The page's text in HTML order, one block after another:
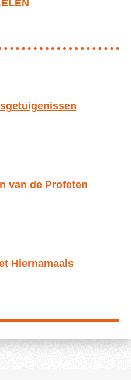
van de Profeten
Hiernamaals